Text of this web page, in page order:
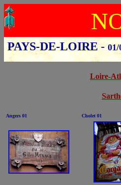
PAYS-DE-LOIRE - 01/
Cliquer sur
Loire-
Angers 01 Cholet 01